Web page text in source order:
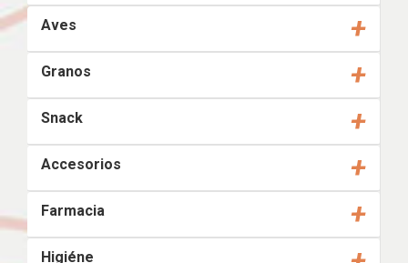
Aves +
Granos +
Snack +
Accesorios +
Farmacia +
Higiéne